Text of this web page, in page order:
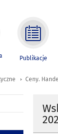
Publikacje
Ceny.